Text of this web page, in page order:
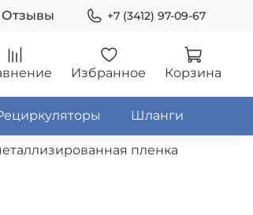
Отзывы +7 (3412) 97-09-67
Избранное Корзина
Шланги
пленка